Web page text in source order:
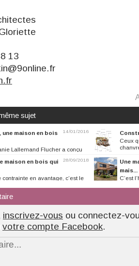
13
sujet
14/01/2016
une maison en bois
Lallemand Flucher a conçu
Ceux
28/09/2018
maison en bois qui
en avantage, c’est le
Une
mais...
C’est
inscrivez-vous ou connectez-
votre compte Facebook.